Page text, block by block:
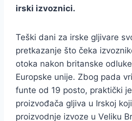
irski izvoznici.
Teški dani za irske gljivare
pretkazanje što čeka
otoka nakon britanske
Europske unije. Zbog pada
funte od 19 posto, praktički
proizvođača gljiva u Irskoj
proizvodnje izvoze u Veliku